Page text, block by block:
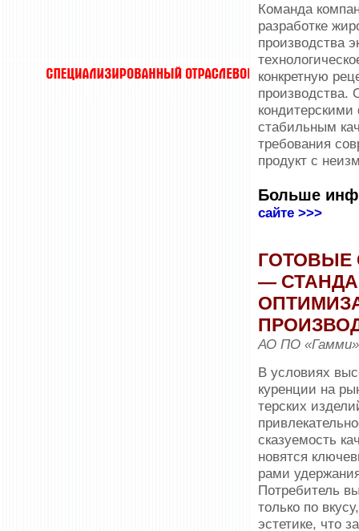
Команда
разработке
производства
конкретную
производства.
стабильным
требования
продукт с
Больше
сайте >>>
ГОТОВЫЕ
—
АО ПО «Гамми»
В условиях
куренции на
терских
сказуемость
новятся
рами
Потребитель
только по
эсте­тике, что